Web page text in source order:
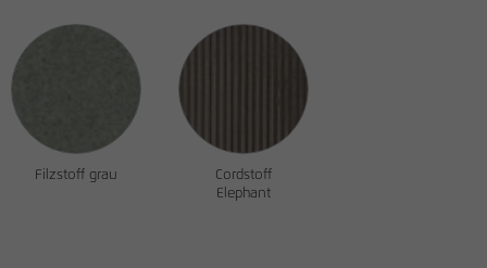
Filzstoff grau
Cordstoff
Elephant